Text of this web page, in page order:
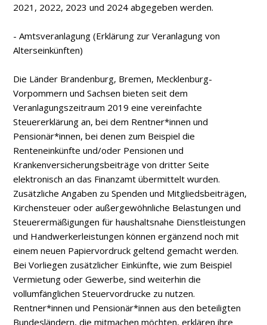
2021, 2022, 2023 und 2024 abgegeben werden.
- Amtsveranlagung (Erklärung zur Veranlagung von
Alterseinkünften)
Die Länder Brandenburg, Bremen, Mecklenburg­
Vorpommern und Sachsen bieten seit dem
Veranlagungszeitraum 2019 eine vereinfachte
Steuererklärung an, bei dem Rentner*innen und
Pensionär*innen, bei denen zum Beispiel die
Renteneinkünfte und/oder Pensionen und
Krankenversicherungsbeiträge von dritter Seite
elektronisch an das Finanzamt übermittelt wurden.
Zusätzliche Angaben zu Spenden und Mitgliedsbeiträgen,
Kirchensteuer oder außergewöhnliche Belastungen und
Steuerermäßigungen für haushaltsnahe Dienstleistungen
und Handwerkerleistungen können ergänzend noch mit
einem neuen Papiervordruck geltend gemacht werden.
Bei Vorliegen zusätzlicher Einkünfte, wie zum Beispiel
Vermietung oder Gewerbe, sind weiterhin die
vollumfänglichen Steuervordrucke zu nutzen.
Rentner*innen und Pensionär*innen aus den beteiligten
Bundesländern, die mitmachen möchten, erklären ihre